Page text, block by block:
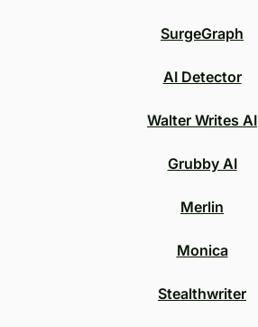
SurgeGraph
AI Detector
Walter Writes AI
Grubby AI
Merlin
Monica
Stealthwriter